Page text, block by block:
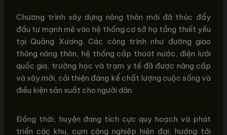
Chương trình xây dựng nông thôn mới đã thúc đẩy
đầu tư mạnh mẽ vào hệ thống cơ sở hạ tầng thiết yếu
tại Quảng Xương. Các công trình như đường giao
thông nông thôn, hệ thống cấp thoát nước, điện lưới
quốc gia, trường học và trạm y tế đã được nâng cấp
và xây mới, cải thiện đáng kể chất lượng cuộc sống và
điều kiện sản xuất cho người dân.
Đồng thời, huyện đang tích cực quy hoạch và phát
triển các khu, cụm công nghiệp hiện đại, hướng tới